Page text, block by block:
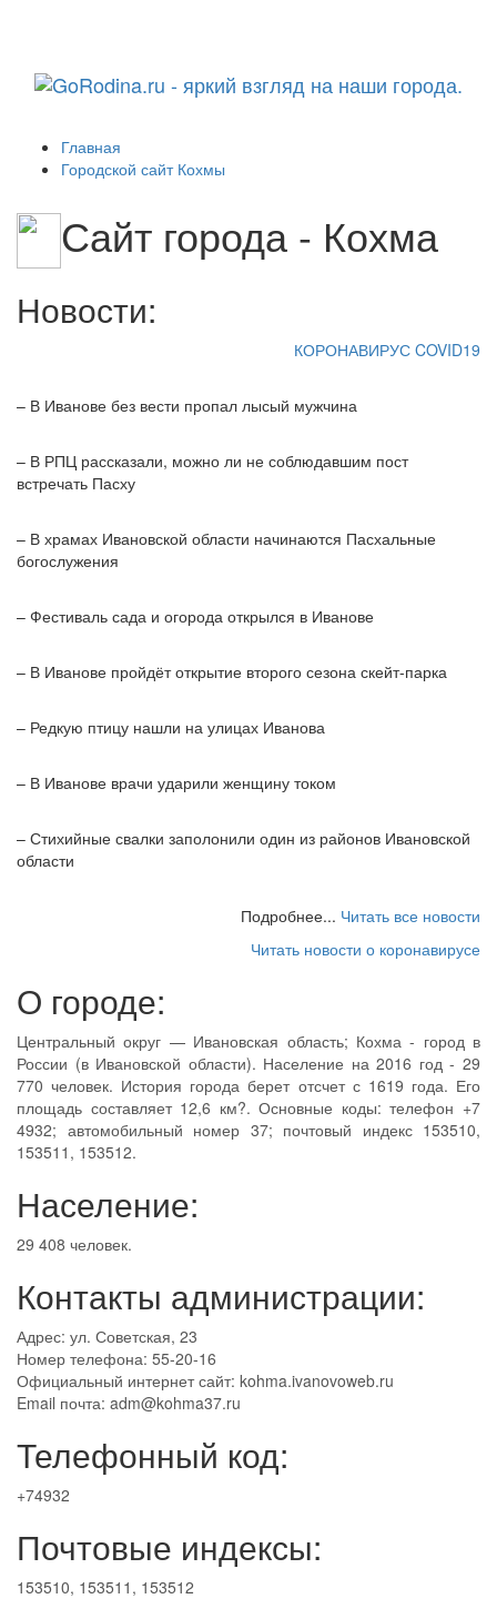
Главная
Городской сайт Кохмы
Сайт города - Кохма
Новости:
КОРОНАВИРУС COVID19
– В Иванове без вести пропал лысый мужчина
– В РПЦ рассказали, можно ли не соблюдавшим пост
встречать Пасху
– В храмах Ивановской области начинаются Пасхальные
богослужения
– Фестиваль сада и огорода открылся в Иванове
– В Иванове пройдёт открытие второго сезона скейт-парка
– Редкую птицу нашли на улицах Иванова
– В Иванове врачи ударили женщину током
– Стихийные свалки заполонили один из районов Ивановской
области
Подробнее... Читать все новости
Читать новости о коронавирусе
О городе:
Центральный округ — Ивановская область; Кохма - город в
России (в Ивановской области). Население на 2016 год - 29
770 человек. История города берет отсчет с 1619 года. Его
площадь составляет 12,6 км?. Основные коды: телефон +7
4932; автомобильный номер 37; почтовый индекс 153510,
153511, 153512.
Население:
29 408 человек.
Контакты администрации:
Адрес: ул. Советская, 23
Номер телефона: 55-20-16
Официальный интернет сайт: kohma.ivanovoweb.ru
Email почта: adm@kohma37.ru
Телефонный код:
+74932
Почтовые индексы:
153510, 153511, 153512